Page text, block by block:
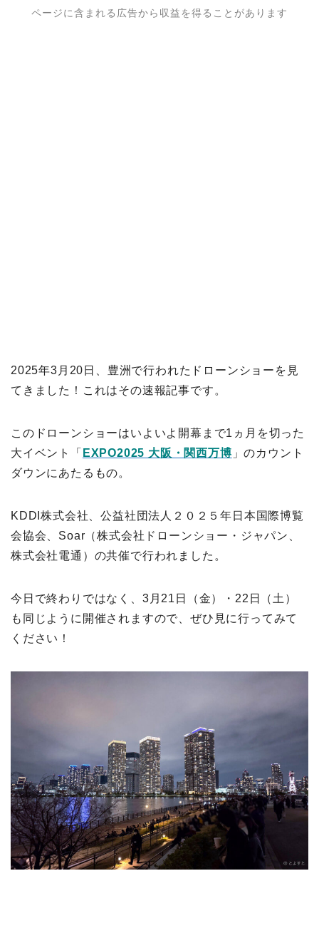
ページに含まれる広告から収益を得ることがあります
2025年3月20日、豊洲で行われたドローンショーを見
てきました！これはその速報記事です。
このドローンショーはいよいよ開幕まで1ヵ月を切った
大イベント「 EXPO2025 大阪・関西万博 」のカウント
ダウンにあたるもの。
KDDI株式会社、公益社団法人２０２５年日本国際博覧
会協会、Soar（株式会社ドローンショー・ジャパン、
株式会社電通）の共催で行われました。
今日で終わりではなく、3月21日（金）・22日（土）
も同じように開催されますので、ぜひ見に行ってみて
ください！